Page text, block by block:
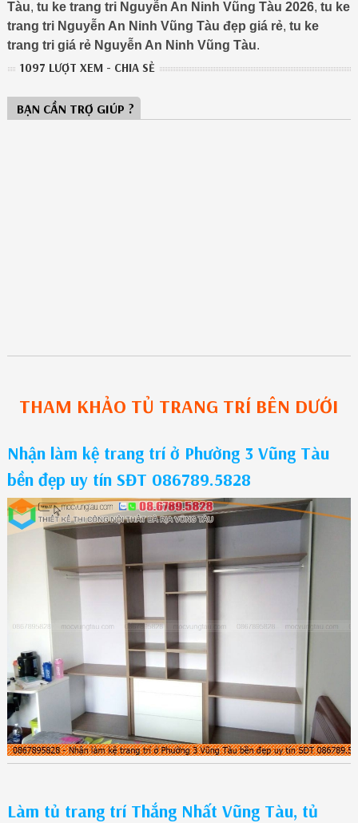
Tàu, tu ke trang tri Nguyễn An Ninh Vũng Tàu 2026, tu ke
trang tri Nguyễn An Ninh Vũng Tàu đẹp giá rẻ, tu ke
trang tri giá rẻ Nguyễn An Ninh Vũng Tàu.
1097 LƯỢT XEM - CHIA SẺ
BẠN CẦN TRỢ GIÚP ?
THAM KHẢO TỦ TRANG TRÍ BÊN DƯỚI
Nhận làm kệ trang trí ở Phường 3 Vũng Tàu
bền đẹp uy tín SĐT 086789.5828
Làm tủ trang trí Thắng Nhất Vũng Tàu, tủ